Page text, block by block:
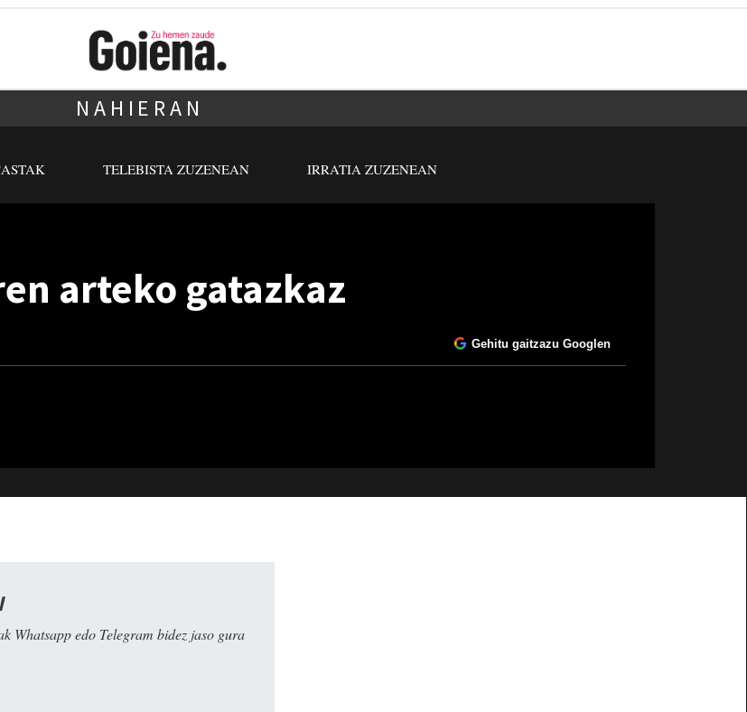
NAHIERAN
TELEBISTA ZUZENEAN IRRATIA ZUZENEAN
arteko gatazkaz
Gehitu gaitzazu Googlen
Whatsapp edo Telegram bidez jaso gura